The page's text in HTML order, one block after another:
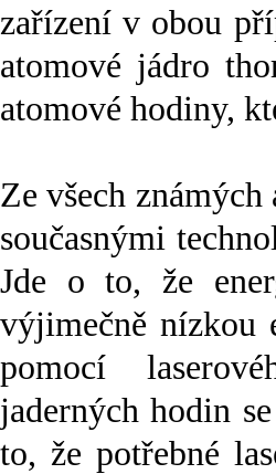
zařízení v obou
atomové jádro
atomové hodiny,
Ze všech
současnými
Jde o to, že
výjimečně nízkou
pomocí
jaderných hodin
to, že potřebné